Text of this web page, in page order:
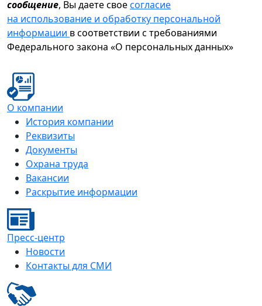
сообщение, Вы даете своесогласие
на использование и обработку персональной
информации в соответствии с требованиями
Федерального закона «О персональных данных»
О компании
История компании
Реквизиты
Документы
Охрана труда
Вакансии
Раскрытие информации
Пресс-центр
Новости
Контакты для СМИ